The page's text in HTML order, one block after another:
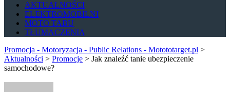
AKTUALNOŚCI
ELEKTROMOBILNI
MOTO TABU
TŁUMACZENIA
Promocja - Motoryzacja - Public Relations - Motototarget.pl >
Aktualności > Promocje > Jak znaleźć tanie ubezpieczenie
samochodowe?